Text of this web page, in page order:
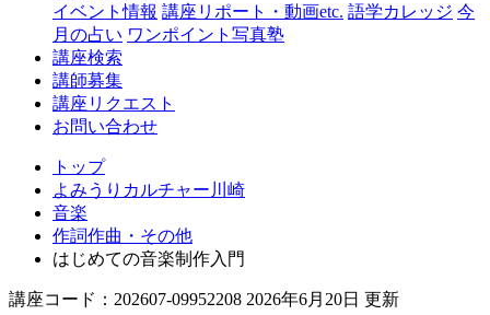
イベント情報 講座リポート・動画etc. 語学カレッジ 今
月の占い ワンポイント写真塾
講座検索
講師募集
講座リクエスト
お問い合わせ
トップ
よみうりカルチャー川崎
音楽
作詞作曲・その他
はじめての音楽制作入門
講座コード：202607-09952208 2026年6月20日 更新